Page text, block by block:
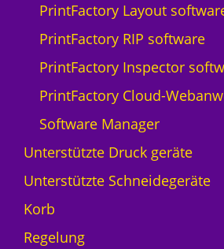
PrintFactory Layout
PrintFactory RIP software
PrintFactory Inspector
PrintFactory Cloud-
Software Manager
Unterstützte Druck geräte
Unterstützte Schneidegeräte
Korb
Regelung